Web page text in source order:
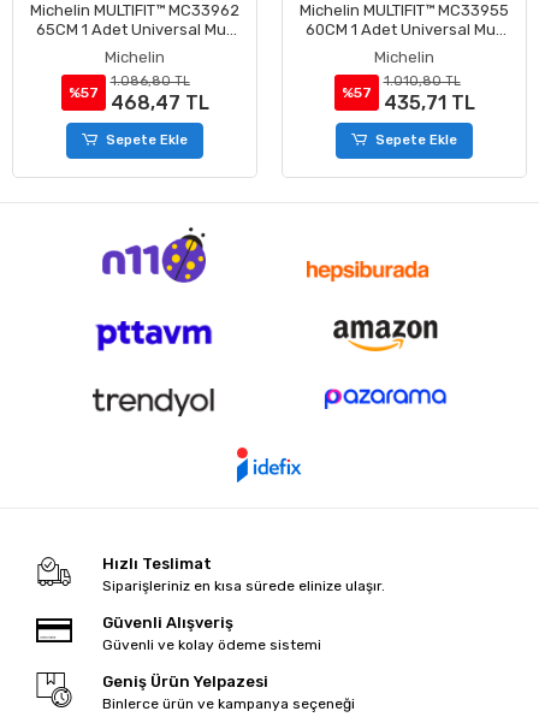
Michelin MULTIFIT™ MC33955
60CM 1 Adet Universal Muz
Tipi Silecek
Michelin
%57
1.010,80 TL
435,71 TL
Sepete Ekle
Michelin MULTIFIT™
55CM 1 Adet Universal
Tipi Silecek
Michelin
%57
965,20 TL
416,05 TL
Sepete Ekle
Hızlı Teslimat
Siparişleriniz en kısa sürede elinize ulaşır.
Güvenli Alışveriş
Güvenli ve kolay ödeme sistemi
Geniş Ürün Yelpazesi
Binlerce ürün ve kampanya seçeneği